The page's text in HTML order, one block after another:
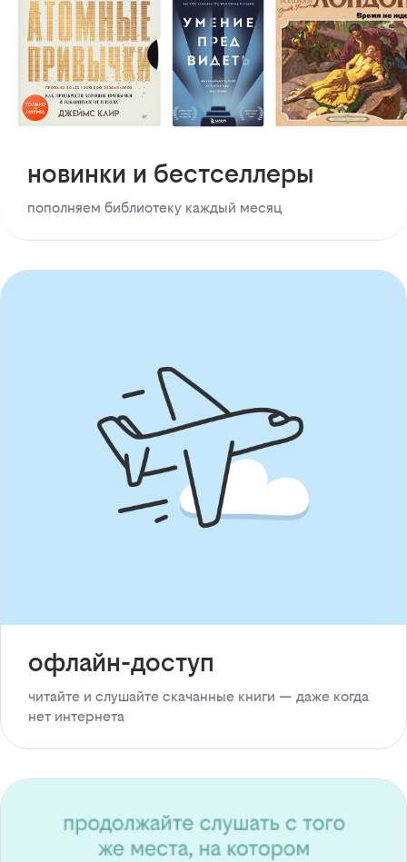
новинки и бестселлеры
пополняем библиотеку каждый месяц
офлайн-доступ
читайте и слушайте скачанные книги — даже когда
нет интернета